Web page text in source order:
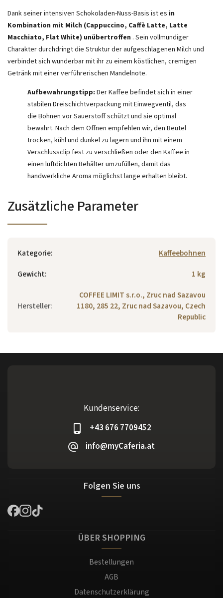
Dank seiner intensiven Schokoladen-Nuss-Basis ist es in
Kombination mit Milch (Cappuccino, Caffè Latte, Latte
Macchiato, Flat White) unübertroffen . Sein vollmundiger
Charakter durchdringt die Struktur der aufgeschlagenen Milch und
verbindet sich wunderbar mit ihr zu einem köstlichen, cremigen
Getränk mit einer verführerischen Mandelnote.
Aufbewahrungstipp: Der Kaffee befindet sich in einer
stabilen Dreischichtverpackung mit Einwegventil, das
die Bohnen vor Sauerstoff schützt und sie optimal
bewahrt. Nach dem Öffnen empfehlen wir, den Beutel
trocken, kühl und dunkel zu lagern und ihn mit einem
Verschlussclip fest zu verschließen oder den Kaffee in
einen luftdichten Behälter umzufüllen, damit das
handwerkliche Aroma möglichst lange erhalten bleibt.
Zusätzliche Parameter
Kategorie:
Kaffeebohnen
Gewicht: 1 kg
Hersteller:
COFFEE LIMIT s.r.o., Zruc nad Sazavou
1180, 285 22, Zruc nad Sazavou, Czech
Republic
Kundenservice:
+43 676 7709452
info@myCaferia.at
Folgen Sie uns
ÜBER SHOPPING
Bestellungen
AGB
Datenschutzerklärung